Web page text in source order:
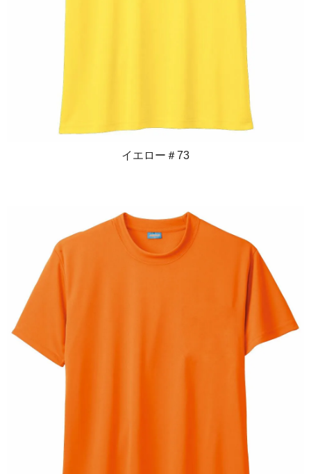
イエロー＃73